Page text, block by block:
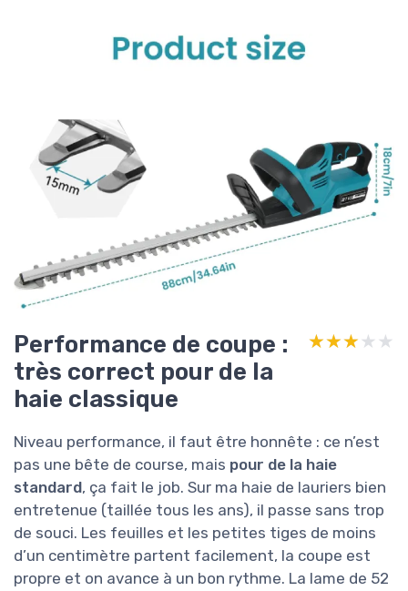
Performance de coupe :
très correct pour de la
haie classique
★★★★★
★★★★★
Niveau performance, il faut être honnête : ce n’est
pas une bête de course, mais pour de la haie
standard, ça fait le job. Sur ma haie de lauriers bien
entretenue (taillée tous les ans), il passe sans trop
de souci. Les feuilles et les petites tiges de moins
d’un centimètre partent facilement, la coupe est
propre et on avance à un bon rythme. La lame de 52